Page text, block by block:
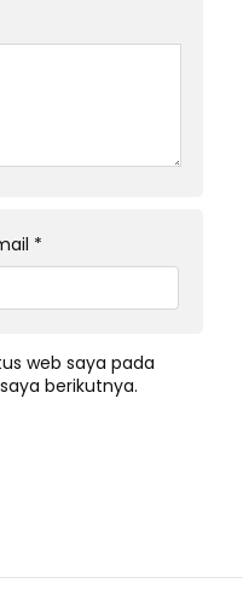
*
web saya pada
berikutnya.